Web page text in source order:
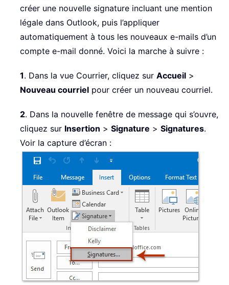
créer une nouvelle signature incluant une mention
légale dans Outlook, puis l’appliquer
automatiquement à tous les nouveaux e-mails d’un
compte e-mail donné. Voici la marche à suivre :
1. Dans la vue Courrier, cliquez sur Accueil >
Nouveau courriel pour créer un nouveau courriel.
2. Dans la nouvelle fenêtre de message qui s’ouvre,
cliquez sur Insertion > Signature > Signatures.
Voir la capture d’écran :